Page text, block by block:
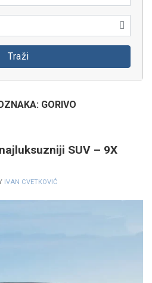
Traži
GORIVO
SUV – 9X
IVAN CVETKOVIĆ